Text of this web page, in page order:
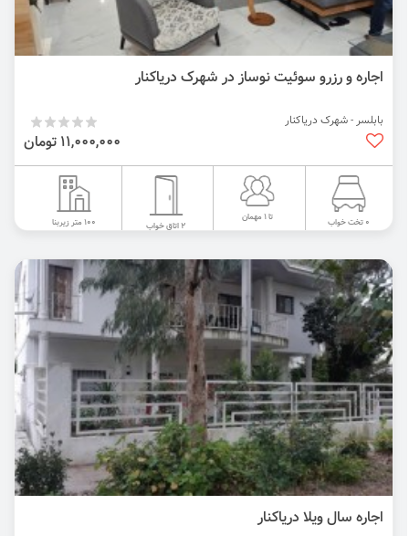
اجاره و رزرو سوئیت نوساز در شهرک دریاکنار
بابلسر - شهرک دریاکنار
11,000,000 تومان
0 تخت خواب تا 1 مهمان
2 اتاق خواب 100 متر زیربنا
اجاره سال ویلا دریاکنار